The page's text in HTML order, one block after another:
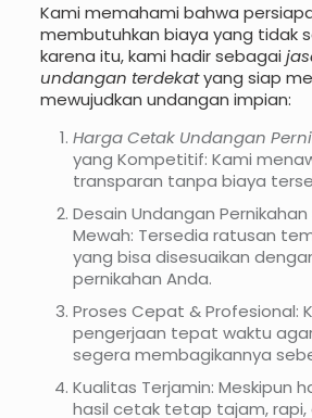
Kami memahami bahwa
membutuhkan biaya yang tidak
karena itu, kami hadir sebagai
undangan terdekatyang siap
mewujudkan undangan impian:
Harga Cetak Undangan
yang Kompetitif: Kami
transparan tanpa biaya
Desain Undangan
Mewah: Tersedia ratusan
yang bisa disesuaikan
pernikahan Anda.
Proses Cepat & Profesional:
pengerjaan tepat waktu
segera membagikannya
Kualitas Terjamin: Meskipun
hasil cetak tetap tajam, rapi,